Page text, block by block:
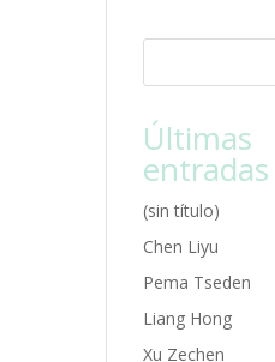
Últimas
entradas
(sin título)
Chen Liyu
Pema Tseden
Liang Hong
Xu Zechen